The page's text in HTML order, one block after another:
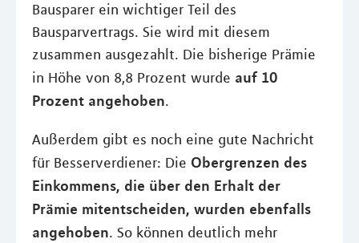
Bausparer ein wichtiger Teil des
Bausparvertrags. Sie wird mit diesem
zusammen ausgezahlt. Die bisherige Prämie
in Höhe von 8,8 Prozent wurde auf 10
Prozent angehoben.
Außerdem gibt es noch eine gute Nachricht
für Besserverdiener: Die Obergrenzen des
Einkommens, die über den Erhalt der
Prämie mitentscheiden, wurden ebenfalls
angehoben. So können deutlich mehr